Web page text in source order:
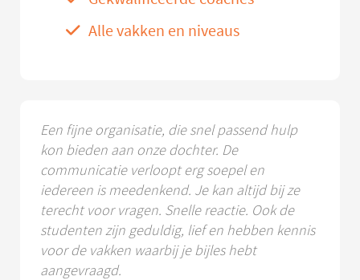
Alle vakken en niveaus
Een fijne organisatie, die snel passend hulp
kon bieden aan onze dochter. De
communicatie verloopt erg soepel en
iedereen is meedenkend. Je kan altijd bij ze
terecht voor vragen. Snelle reactie. Ook de
studenten zijn geduldig, lief en hebben kennis
voor de vakken waarbij je bijles hebt
aangevraagd.